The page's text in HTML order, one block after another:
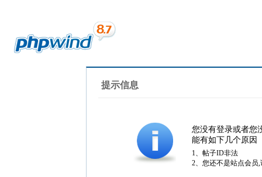
提示信息
您没有登录或者您
能有如下几个原因
1、帖子ID非法
2、您还不是站点会员